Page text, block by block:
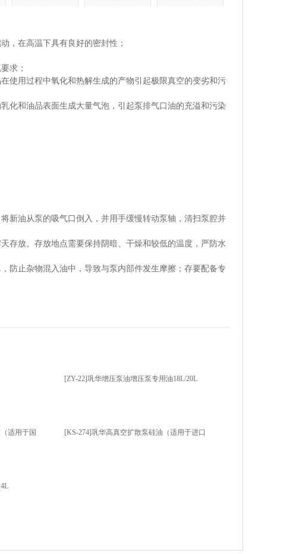
，在高温下具有良好的密封性；
求；
使用过程中氧化和热解生成的产物引起极限真空的变劣和污
化和油品表面生成大量气泡，引起泵排气口油的充溢和污染
新油从泵的吸气口倒入，并用手缓慢转动泵轴，清扫泵腔并
存放。存放地点需要保持阴暗、干燥和较低的温度，严防水
防止杂物混入油中，导致与泵内部件发生摩擦；存要配备专
[ZY-22]巩华增压泵油增压泵专用油18L/20L
适用于国 [KS-274]巩华高真空扩散泵硅油（适用于进口